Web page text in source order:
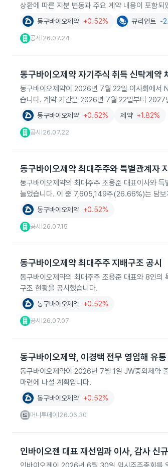
상환에 따른 지분 변동과 주요 계약 내용이 포함되
동구바이오제약 +0.52% 큐리언트 -
공시 26.07.24
동구바이오제약 자기주식 취득 신탁계약
동구바이오제약이 2026년 7월 22일 이사회에서
습니다. 계약 기간은 2026년 7월 22일부터 2027
동구바이오제약 +0.52% 제약 +1.82%
공시 26.07.22
동구바이오제약 최대주주와 특별관계자
동구바이오제약의 최대주주 조용준 대표이사와
늘었습니다. 이 중 7,605,149주(26.66%)는 담보
동구바이오제약 +0.52%
공시 26.07.15
동구바이오제약 최대주주 지배구조 공시
동구바이오제약의 최대주주 조용준 대표와 8인
구조 현황을 공시했습니다.
동구바이오제약 +0.52%
공시 26.07.07
동구바이오제약, 이경택 전무 영입해 유
동구바이오제약이 2026년 7월 1일 JW중외제약
마련에 나설 계획입니다.
동구바이오제약 +0.52%
머니투데이 26.06.30
인바이오젠 대표 재선임과 이사, 감사 신